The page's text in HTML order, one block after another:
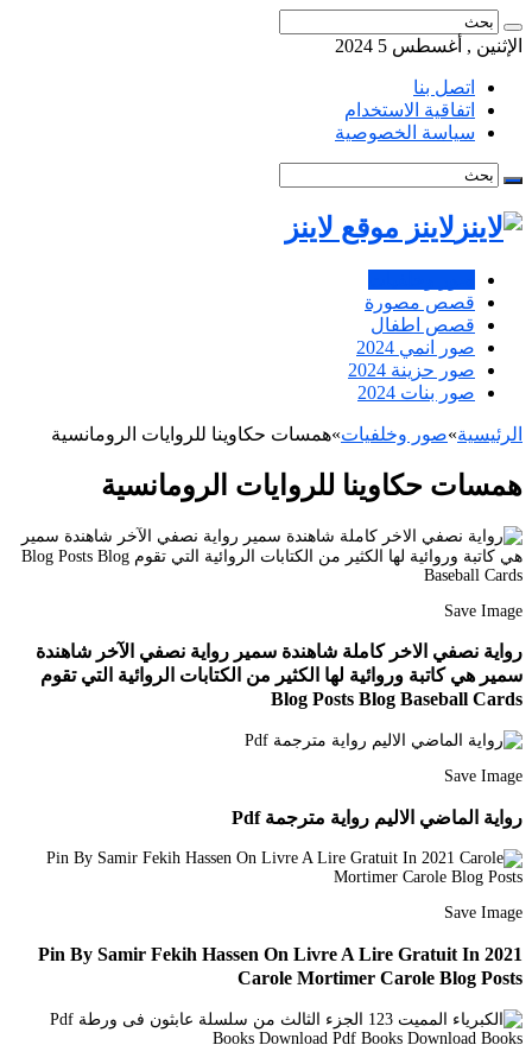
الإثنين , أغسطس 5 2024
اتصل بنا
اتفاقية الاستخدام
سياسة الخصوصية
لاينز موقع لاينز
قصص مصورة
قصص اطفال
صور انمي 2024
صور حزينة 2024
صور بنات 2024
الرئيسية»صور وخلفيات»همسات حكاوينا للروايات الرومانسية
همسات حكاوينا للروايات الرومانسية
Save Image
رواية نصفي الاخر كاملة شاهندة سمير رواية نصفي الآخر شاهندة
سمير هي كاتبة وروائية لها الكثير من الكتابات الروائية التي تقوم
Blog Posts Blog Baseball Cards
Save Image
رواية الماضي الاليم رواية مترجمة Pdf
Save Image
Pin By Samir Fekih Hassen On Livre A Lire Gratuit In 2021
Carole Mortimer Carole Blog Posts